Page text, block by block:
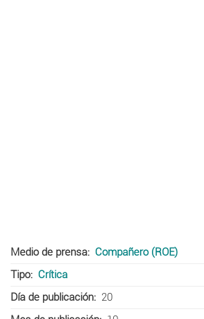
Medio de prensa
Compañero (ROE)
Tipo
Crítica
Día de publicación
20